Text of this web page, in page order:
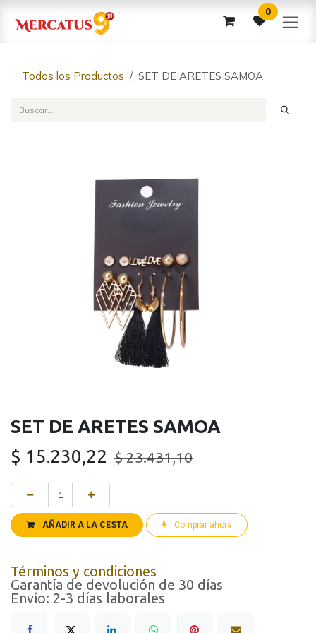
0
Todos los Productos SET DE ARETES SAMOA
SET DE ARETES SAMOA
$ 15.230,22 $23.431,10
AÑADIR A LA CESTA Comprar ahora
Términos y condiciones
Garantía de devolución de 30 días
Envío: 2-3 días laborales